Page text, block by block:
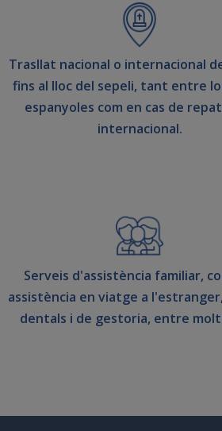
Trasllat nacional o internacional
fins al lloc del sepeli, tant entre
espanyoles com en cas de
internacional.
Serveis d'assistència familiar,
assistència en viatge a
dentals i de gestoria, entre